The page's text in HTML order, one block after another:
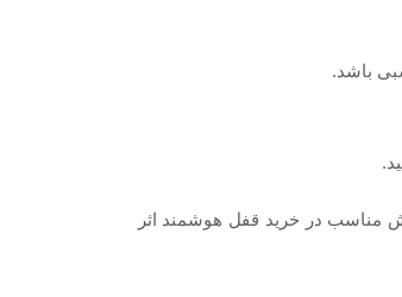
باشد.
مناسب در خرید قفل هوشمند اثر